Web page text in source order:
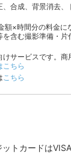
合成、背景消去
額×時間分の料金に
含む撮影準備・片
けサービスです。
こちら
こちら
トカードはVISA